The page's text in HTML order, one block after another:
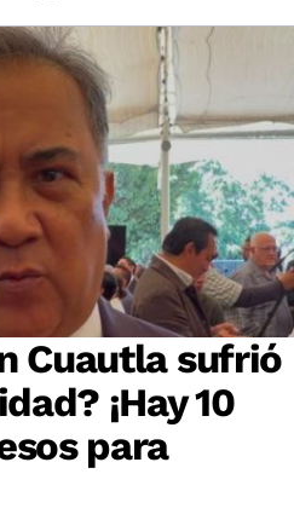
Cuautla sufrió
¡Hay 10
para